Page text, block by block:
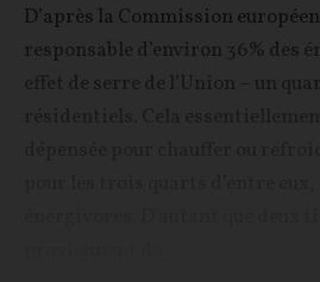
D’après la Commission
responsable d’environ 36% des